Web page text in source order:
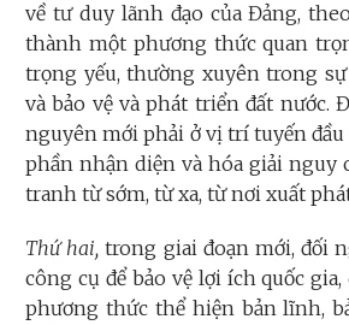
về tư duy lãnh đạo của Đảng,
thành một phương thức quan
trọng yếu, thường xuyên trong
và bảo vệ và phát triển đất nước.
nguyên mới phải ở vị trí tuyến
phần nhận diện và hóa giải nguy
tranh từ sớm, từ xa, từ nơi xuất
Thứ hai,trong giai đoạn mới, đối
công cụ để bảo vệ lợi ích quốc
phương thức thể hiện bản lĩnh,